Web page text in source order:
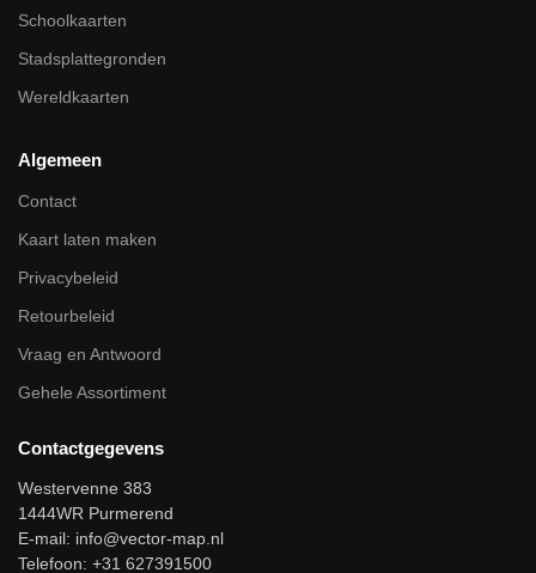
Schoolkaarten
Stadsplattegronden
Wereldkaarten
Algemeen
Contact
Kaart laten maken
Privacybeleid
Retourbeleid
Vraag en Antwoord
Gehele Assortiment
Contactgegevens
Westervenne 383
1444WR Purmerend
E-mail: info@vector-map.nl
Telefoon: +31 627391500